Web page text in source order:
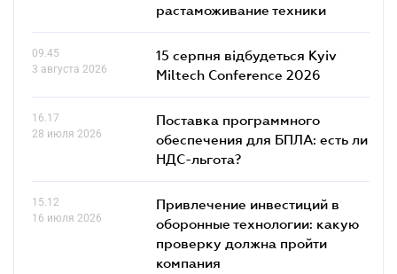
растаможивание техники
09.45
3 августа 2026
15 серпня відбудеться Kyiv
Miltech Conference 2026
16.17
28 июля 2026
Поставка программного
обеспечения для БПЛА: есть ли
НДС-льгота?
15.12
16 июля 2026
Привлечение инвестиций в
оборонные технологии: какую
проверку должна пройти
компания